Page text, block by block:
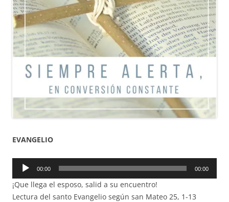
EVANGELIO
Reproductor
audio
00:00 00:00
¡Que llega el esposo, salid a su encuentro!
Lectura del santo Evangelio según san Mateo 25, 1-13